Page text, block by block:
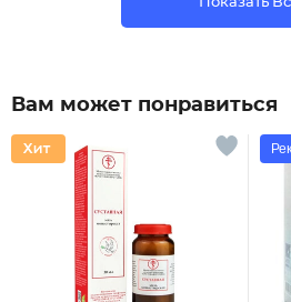
Вам может понравиться